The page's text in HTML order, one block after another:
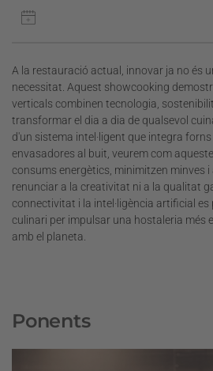
A la restauració actual, innovar ja no és
necessitat. Aquest showcooking
verticals combinen tecnologia,
transformar el dia a dia de qualsevol
d'un sistema intel·ligent que integra
envasadores al buit, veurem com
consums energètics, minimitzen minves
renunciar a la creativitat ni a la qualitat
connectivitat i la intel·ligència artificial es
culinari per impulsar una hostaleria més
amb el planeta.
Ponents